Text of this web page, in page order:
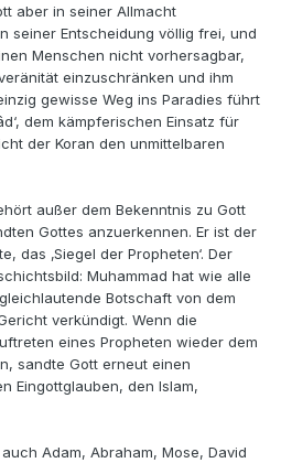
aber in seiner Allmacht
seiner Entscheidung völlig frei, und
Menschen nicht vorhersagbar,
einzuschränken und ihm
gewisse Weg ins Paradies führt
dem kämpferischen Einsatz für
der Koran den unmittelbaren
außer dem Bekenntnis zu Gott
Gottes anzuerkennen. Er ist der
das ‚Siegel der Propheten‘. Der
Muhammad hat wie alle
Botschaft von dem
verkündigt. Wenn die
eines Propheten wieder dem
sandte Gott erneut einen
Eingottglauben, den Islam,
Adam, Abraham, Mose, David